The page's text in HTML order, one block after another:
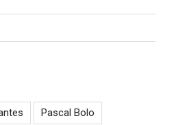
Pascal Bolo